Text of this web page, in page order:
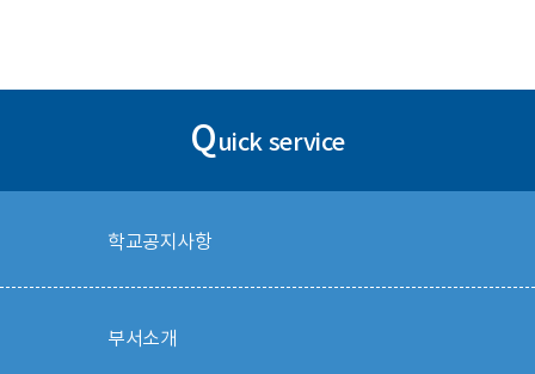
Quick service
학교공지사항
부서소개